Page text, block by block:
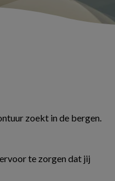
zoekt in de bergen.
te zorgen dat jij